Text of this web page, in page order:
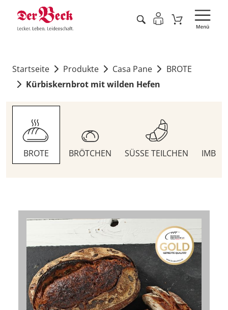
Startseite Produkte Casa Pane
BROTE
Kürbiskernbrot mit wilden Hefen
BROTE BRÖTCHEN SÜSSE TEILCHEN